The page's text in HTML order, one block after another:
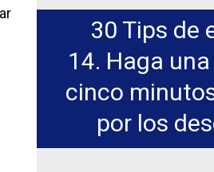
30 Tips de
14. Haga
cinco
por los